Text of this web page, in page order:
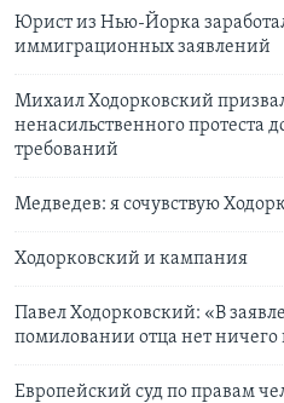
Юрист из Нью-Йорка
иммиграционных заявлений
Михаил Ходорковский
ненасильственного протеста
требований
Медведев: я сочувствую
Ходорковский и кампания
Павел Ходорковский: «В
помиловании отца нет ничего
Европейский суд по правам